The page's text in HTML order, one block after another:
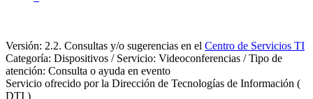
Versión: 2.2. Consultas y/o sugerencias en el Centro de Servicios TI
Categoría: Dispositivos / Servicio: Videoconferencias / Tipo de
atención: Consulta o ayuda en evento
Servicio ofrecido por la Dirección de Tecnologías de Información (
DTI )